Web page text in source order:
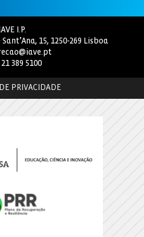
IAVE I.P.
15, 1250-269 Lisboa
21 389 5100
PRIVACIDADE